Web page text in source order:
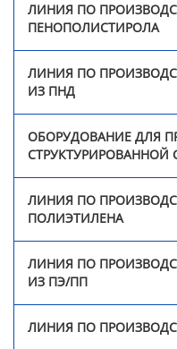
из ПЭ/ПП
прутка для 3D-принтера
сварки профильных
панелей
Непрерывная линия по
производству
стеклопластиковых труб
Оборудование для
непрерывной намотки
труб с ребрами
ЛИНИЯ ПО
ПЕНОПОЛИСТИРОЛА
ЛИНИЯ ПО
ИЗ ПНД
ОБОРУДОВАНИЕ ДЛЯ
СТРУКТУРИРОВАННОЙ
ЛИНИЯ ПО
ПОЛИЭТИЛЕНА
ЛИНИЯ ПО
ИЗ ПЭ/ПП
ЛИНИЯ ПО